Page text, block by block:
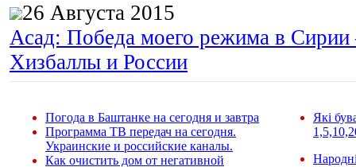
26 Августа 2015
Асад: Победа моего режима в
Хизбаллы и России
Погода в Баштанке на сегодня и завтра
Программа ТВ передач на сегодня.
Украинские и российские каналы.
Как очистить дом от негативной
Які